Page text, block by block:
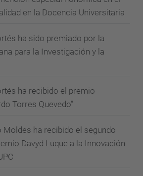
en la Docencia Universitaria
ha sido premiado por la
para la Investigación y la
ha recibido el premio
Torres Quevedo”
Moldes ha recibido el segundo
Davyd Luque a la Innovación